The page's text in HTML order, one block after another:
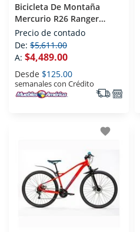
Bicicleta De Montaña
Mercurio R26 Ranger
Verde
Precio de contado
De: $5,611.00
A: $4,489.00
Desde $125.00
semanales con Crédito
favorite